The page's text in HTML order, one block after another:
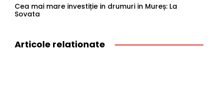
Cea mai mare investiție in drumuri in Mureș: La
Sovata
Articole relationate